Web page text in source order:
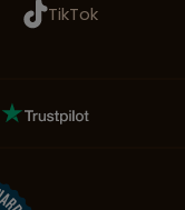
TikTok